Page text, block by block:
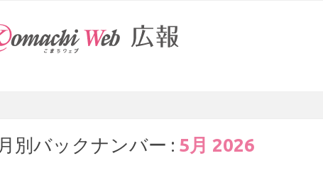
月別バックナンバー : 5月 2026